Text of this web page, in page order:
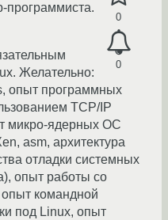
0
0
программиста.
Желательно:
опыт программных
TCP/IP
микро-ядерных ОС
asm, архитектура
отладки системных
опыт работы со
командной
под Linux, опыт